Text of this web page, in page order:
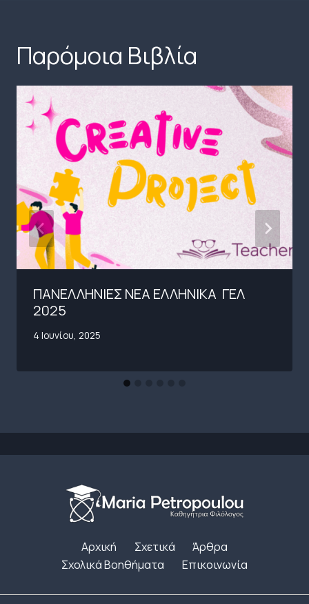
Παρόμοια Βιβλία
ΠΑΝΕΛΛΗΝΙΕΣ ΝΕΑ ΕΛΛΗΝΙΚΑ ΓΕΛ
2025
4 Ιουνίου, 2025
Αρχική Σχετικά
Άρθρα
Σχολικά Βοηθήματα
Επικοινωνία